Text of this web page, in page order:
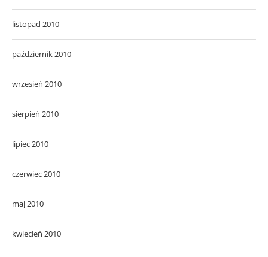
listopad 2010
październik 2010
wrzesień 2010
sierpień 2010
lipiec 2010
czerwiec 2010
maj 2010
kwiecień 2010